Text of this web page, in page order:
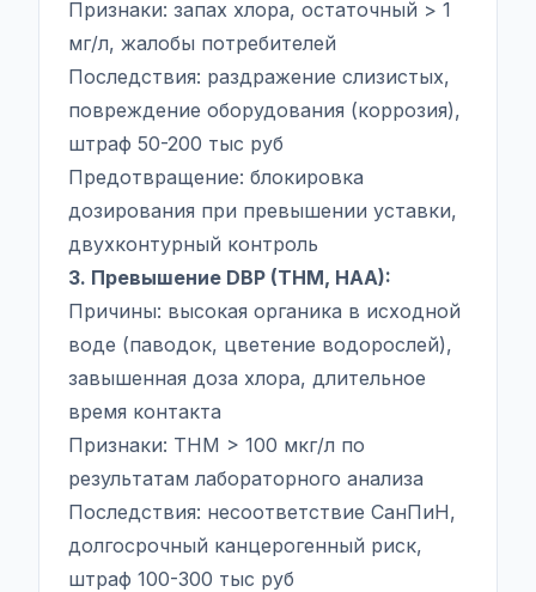
Признаки: запах хлора, остаточный > 1
мг/л, жалобы потребителей
Последствия: раздражение слизистых,
повреждение оборудования (коррозия),
штраф 50-200 тыс руб
Предотвращение: блокировка
дозирования при превышении уставки,
двухконтурный контроль
3. Превышение DBP (THM, HAA):
Причины: высокая органика в исходной
воде (паводок, цветение водорослей),
завышенная доза хлора, длительное
время контакта
Признаки: THM > 100 мкг/л по
результатам лабораторного анализа
Последствия: несоответствие СанПиН,
долгосрочный канцерогенный риск,
штраф 100-300 тыс руб